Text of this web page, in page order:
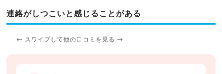
連絡がしつこいと感じることがある
← スワイプして他の口コミを見る →